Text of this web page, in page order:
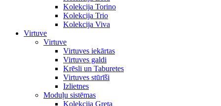
Kolekcija Torino
Kolekcija Trio
Kolekcija Viva
Virtuve
Virtuve
Virtuves iekārtas
Virtuves galdi
Krēsli un Taburetes
Virtuves stūrīši
Izlietnes
Moduļu sistēmas
Kolekcija Greta